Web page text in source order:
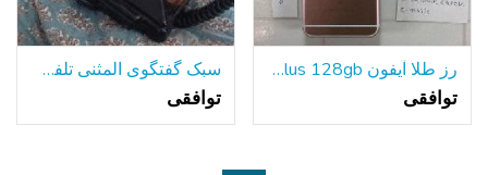
رز طلا آیفون 6s Plus 128gb-قفل-باتری جدید
توافقی
سبک گفتگوی المثنی تلفن خط زمین
توافقی